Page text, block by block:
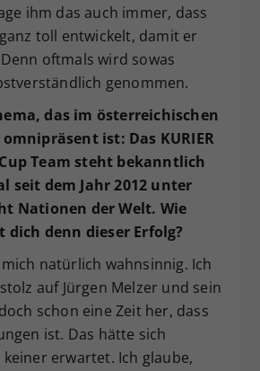
ihm das auch immer, dass
toll entwickelt, damit er
oftmals wird sowas
genommen.
das im österreichischen
ist: Das KURIER
Team steht bekanntlich
seit dem Jahr 2012 unter
Nationen der Welt. Wie
dich denn dieser Erfolg?
natürlich wahnsinnig. Ich
auf Jürgen Melzer und sein
schon eine Zeit her, dass
ist. Das hätte sich
erwartet. Ich glaube,